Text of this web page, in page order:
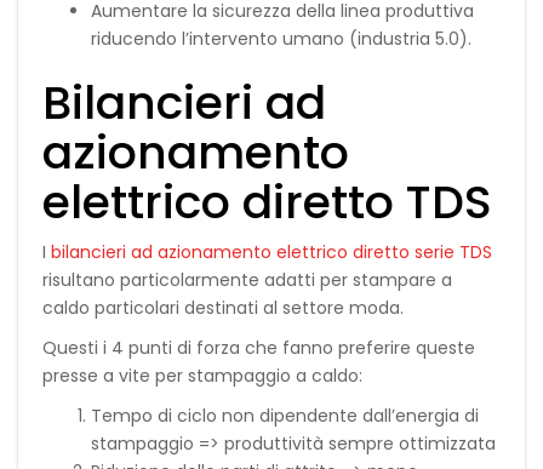
Aumentare la sicurezza della linea produttiva
riducendo l’intervento umano (industria 5.0).
Bilancieri ad
azionamento
elettrico diretto TDS
I bilancieri ad azionamento elettrico diretto serie TDS
risultano particolarmente adatti per stampare a
caldo particolari destinati al settore moda.
Questi i 4 punti di forza che fanno preferire queste
presse a vite per stampaggio a caldo:
Tempo di ciclo non dipendente dall’energia di
stampaggio => produttività sempre ottimizzata